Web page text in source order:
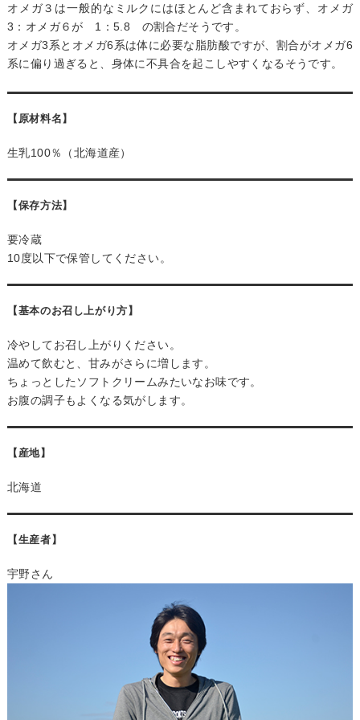
オメガ３は一般的なミルクにはほとんど含まれておらず、オメガ
3：オメガ６が 1：5.8 の割合だそうです。
オメガ3系とオメガ6系は体に必要な脂肪酸ですが、割合がオメガ6
系に偏り過ぎると、身体に不具合を起こしやすくなるそうです。
【原材料名】
生乳100％（北海道産）
【保存方法】
要冷蔵
10度以下で保管してください。
【基本のお召し上がり方】
冷やしてお召し上がりください。
温めて飲むと、甘みがさらに増します。
ちょっとしたソフトクリームみたいなお味です。
お腹の調子もよくなる気がします。
【産地】
北海道
【生産者】
宇野さん